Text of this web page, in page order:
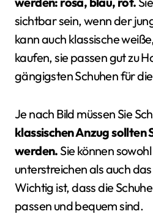
sichtbar sein, wenn der
kann auch klassische
kaufen, sie passen gut zu
gängigsten Schuhen für
Je nach Bild müssen Sie
klassischen Anzug sollten
werden.Sie können
unterstreichen als auch
Wichtig ist, dass die
passen und bequem sind.